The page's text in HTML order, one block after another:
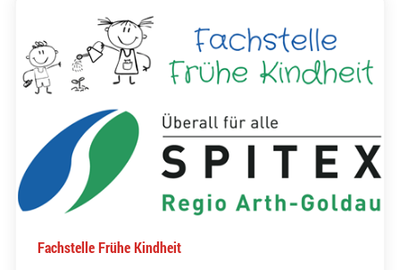
Fachstelle Frühe Kindheit